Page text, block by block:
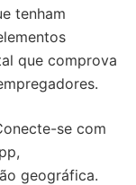
tenham
que comprova
se com
geográfica.